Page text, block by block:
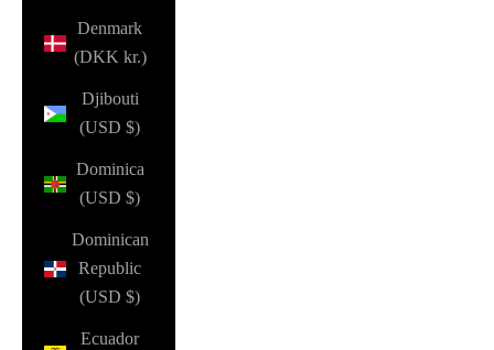
Denmark
(DKK kr.)
Djibouti
(USD $)
Dominica
(USD $)
Dominican
Republic
(USD $)
Ecuador